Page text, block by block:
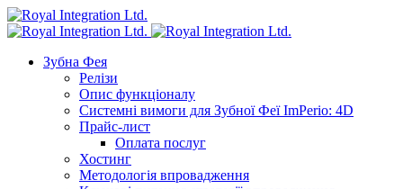
Зубна Фея
Релізи
Опис функціоналу
Системні вимоги для Зубної Феї ImPerio: 4D
Прайс-лист
Оплата послуг
Хостинг
Методологія впровадження